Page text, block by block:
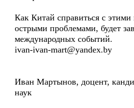
Как Китай справиться с
острыми проблемами, будет
международных событий.
ivan-ivan-mart@yandex.by
Иван Мартынов, доцент,
наук